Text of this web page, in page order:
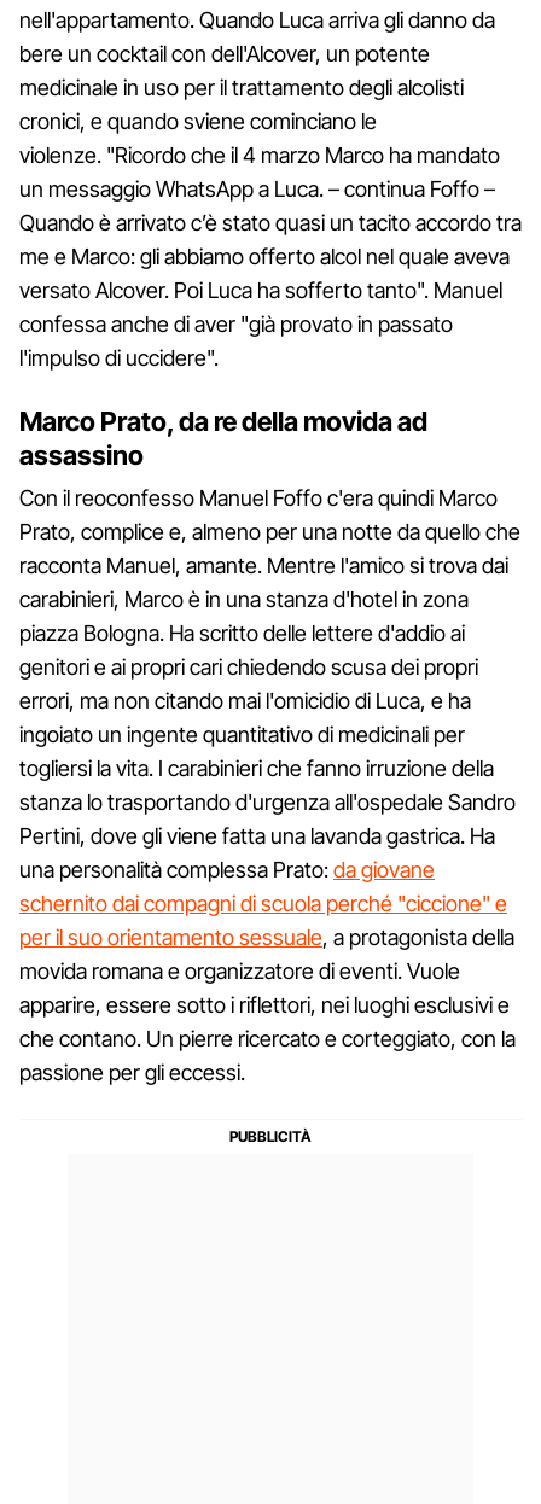
nell'appartamento. Quando Luca arriva gli danno da
bere un cocktail con dell'Alcover, un potente
medicinale in uso per il trattamento degli alcolisti
cronici, e quando sviene cominciano le
violenze. "Ricordo che il 4 marzo Marco ha mandato
un messaggio WhatsApp a Luca. – continua Foffo –
Quando è arrivato c’è stato quasi un tacito accordo tra
me e Marco: gli abbiamo offerto alcol nel quale aveva
versato Alcover. Poi Luca ha sofferto tanto". Manuel
confessa anche di aver "già provato in passato
l'impulso di uccidere".
Marco Prato, da re della movida ad
assassino
Con il reoconfesso Manuel Foffo c'era quindi Marco
Prato, complice e, almeno per una notte da quello che
racconta Manuel, amante. Mentre l'amico si trova dai
carabinieri, Marco è in una stanza d'hotel in zona
piazza Bologna. Ha scritto delle lettere d'addio ai
genitori e ai propri cari chiedendo scusa dei propri
errori, ma non citando mai l'omicidio di Luca, e ha
ingoiato un ingente quantitativo di medicinali per
togliersi la vita. I carabinieri che fanno irruzione della
stanza lo trasportando d'urgenza all'ospedale Sandro
Pertini, dove gli viene fatta una lavanda gastrica. Ha
una personalità complessa Prato:da giovane
schernito dai compagni di scuola perché "ciccione" e
per il suo orientamento sessuale, a protagonista della
movida romana e organizzatore di eventi. Vuole
apparire, essere sotto i riflettori, nei luoghi esclusivi e
che contano. Un pierre ricercato e corteggiato, con la
passione per gli eccessi.